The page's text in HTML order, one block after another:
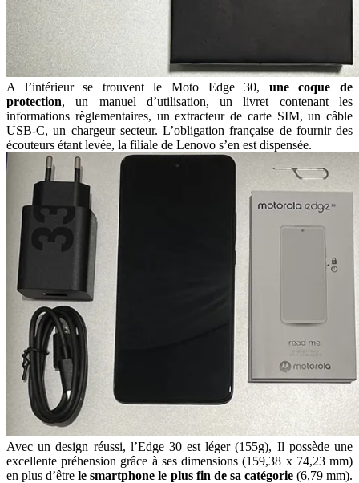
A l’intérieur se trouvent le Moto Edge 30, une coque de
protection, un manuel d’utilisation, un livret contenant les
informations règlementaires, un extracteur de carte SIM, un câble
USB-C, un chargeur secteur. L’obligation française de fournir des
écouteurs étant levée, la filiale de Lenovo s’en est dispensée.
Avec un design réussi, l’Edge 30 est léger (155g), Il possède une
excellente préhension grâce à ses dimensions (159,38 x 74,23 mm)
en plus d’êtrele smartphone le plus fin de sa catégorie(6,79 mm).